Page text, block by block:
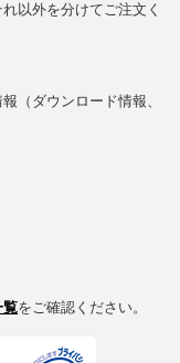
以外を分けてご注文く
（ダウンロード情報、
覧をご確認ください。